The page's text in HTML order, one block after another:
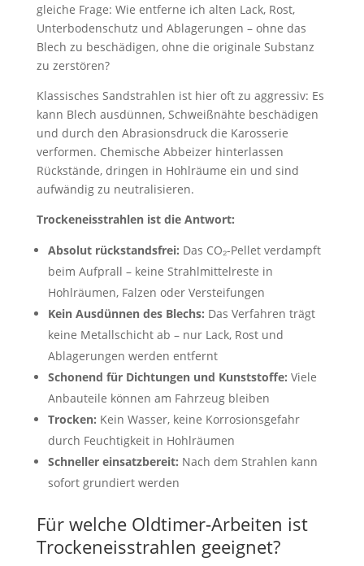
gleiche Frage: Wie entferne ich alten Lack, Rost,
Unterbodenschutz und Ablagerungen – ohne das
Blech zu beschädigen, ohne die originale Substanz
zu zerstören?
Klassisches Sandstrahlen ist hier oft zu aggressiv: Es
kann Blech ausdünnen, Schweißnähte beschädigen
und durch den Abrasionsdruck die Karosserie
verformen. Chemische Abbeizer hinterlassen
Rückstände, dringen in Hohlräume ein und sind
aufwändig zu neutralisieren.
Trockeneisstrahlen ist die Antwort:
Absolut rückstandsfrei: Das CO₂-Pellet verdampft
beim Aufprall – keine Strahlmittelreste in
Hohlräumen, Falzen oder Versteifungen
Kein Ausdünnen des Blechs: Das Verfahren trägt
keine Metallschicht ab – nur Lack, Rost und
Ablagerungen werden entfernt
Schonend für Dichtungen und Kunststoffe: Viele
Anbauteile können am Fahrzeug bleiben
Trocken: Kein Wasser, keine Korrosionsgefahr
durch Feuchtigkeit in Hohlräumen
Schneller einsatzbereit: Nach dem Strahlen kann
sofort grundiert werden
Für welche Oldtimer-Arbeiten ist
Trockeneisstrahlen geeignet?